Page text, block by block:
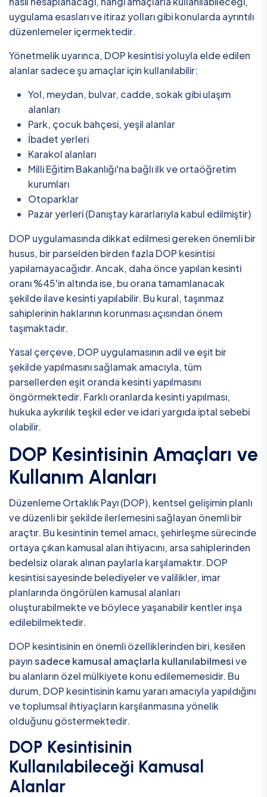
uygulama esasları ve itiraz yolları gibi konularda ayrıntılı
düzenlemeler içermektedir.
Yönetmelik uyarınca, DOP kesintisi yoluyla elde edilen
alanlar sadece şu amaçlar için kullanılabilir:
Yol, meydan, bulvar, cadde, sokak gibi ulaşım
alanları
Park, çocuk bahçesi, yeşil alanlar
İbadet yerleri
Karakol alanları
Milli Eğitim Bakanlığı'na bağlı ilk ve ortaöğretim
kurumları
Otoparklar
Pazar yerleri (Danıştay kararlarıyla kabul edilmiştir)
DOP uygulamasında dikkat edilmesi gereken önemli bir
husus, bir parselden birden fazla DOP kesintisi
yapılamayacağıdır. Ancak, daha önce yapılan kesinti
oranı %45'in altında ise, bu orana tamamlanacak
şekilde ilave kesinti yapılabilir. Bu kural, taşınmaz
sahiplerinin haklarının korunması açısından önem
taşımaktadır.
Yasal çerçeve, DOP uygulamasının adil ve eşit bir
şekilde yapılmasını sağlamak amacıyla, tüm
parsellerden eşit oranda kesinti yapılmasını
öngörmektedir. Farklı oranlarda kesinti yapılması,
hukuka aykırılık teşkil eder ve idari yargıda iptal sebebi
olabilir.
DOP Kesintisinin Amaçları ve
Kullanım Alanları
Düzenleme Ortaklık Payı (DOP), kentsel gelişimin planlı
ve düzenli bir şekilde ilerlemesini sağlayan önemli bir
araçtır. Bu kesintinin temel amacı, şehirleşme sürecinde
ortaya çıkan kamusal alan ihtiyacını, arsa sahiplerinden
bedelsiz olarak alınan paylarla karşılamaktır. DOP
kesintisi sayesinde belediyeler ve valilikler, imar
planlarında öngörülen kamusal alanları
oluşturabilmekte ve böylece yaşanabilir kentler inşa
edilebilmektedir.
DOP kesintisinin en önemli özelliklerinden biri, kesilen
payınsadece kamusal amaçlarla kullanılabilmesive
bu alanların özel mülkiyete konu edilememesidir. Bu
durum, DOP kesintisinin kamu yararı amacıyla yapıldığını
ve toplumsal ihtiyaçların karşılanmasına yönelik
olduğunu göstermektedir.
DOP Kesintisinin
Kullanılabileceği Kamusal
Alanlar